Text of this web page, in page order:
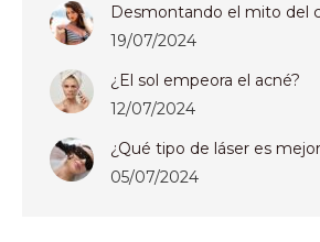
Desmontando el mito del
19/07/2024
¿El sol empeora el acné?
12/07/2024
¿Qué tipo de láser es
05/07/2024